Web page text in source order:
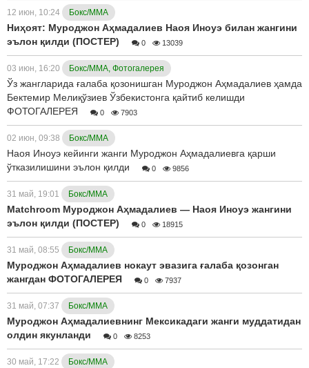
12 июн, 10:24 Бокс/ММА
Ниҳоят: Муроджон Аҳмадалиев Наоя Иноуэ билан жангини
эълон қилди (ПОСТЕР)
0 13039
03 июн, 16:20 Бокс/ММА, Фотогалерея
Ўз жангларида ғалаба қозонишган Муроджон Аҳмадалиев ҳамда
Бектемир Мелиқўзиев Ўзбекистонга қайтиб келишди
ФОТОГАЛЕРЕЯ
0 7903
02 июн, 09:38 Бокс/ММА
Наоя Иноуэ кейинги жанги Муроджон Аҳмадалиевга қарши
ўтказилишини эълон қилди
0 9856
31 май, 19:01 Бокс/ММА
Matchroom Муроджон Аҳмадалиев — Наоя Иноуэ жангини
эълон қилди (ПОСТЕР)
0 18915
31 май, 08:55 Бокс/ММА
Муроджон Аҳмадалиев нокаут эвазига ғалаба қозонган
жангдан ФОТОГАЛЕРЕЯ
0 7937
31 май, 07:37 Бокс/ММА
Муроджон Аҳмадалиевнинг Мексикадаги жанги муддатидан
олдин якунланди
0 8253
30 май, 17:22 Бокс/ММА